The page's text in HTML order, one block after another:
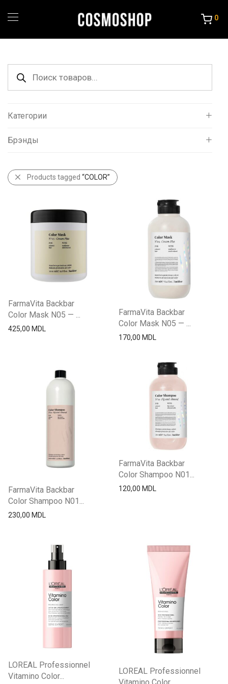
0
Поиск
товаров
Категории
Все
Порошок и крема
Другие товары
Брэнды
L`oreal
Products tagged “COLOR”
FarmaVita Backbar
Color Mask N05 — ...
425,00 MDL
FarmaVita Backbar
Color Mask N05 — ...
170,00 MDL
FarmaVita Backbar
Color Shampoo N01...
230,00 MDL
FarmaVita Backbar
Color Shampoo N01...
120,00 MDL
LOREAL Professionnel
Vitamino Color...
LOREAL Professionnel
Vitamino Color...